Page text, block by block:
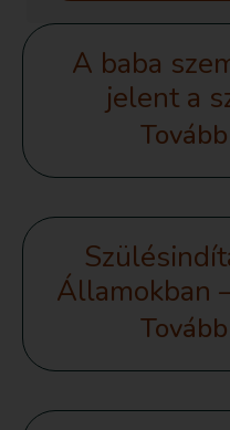
A baba
jelent a
Államokban